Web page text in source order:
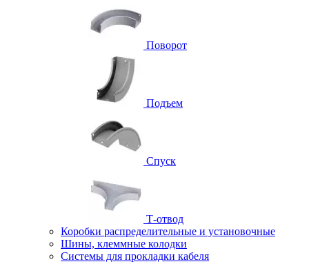
Поворот
Подъем
Спуск
Т-отвод
Коробки распределительные и установочные
Шины, клеммные колодки
Системы для прокладки кабеля